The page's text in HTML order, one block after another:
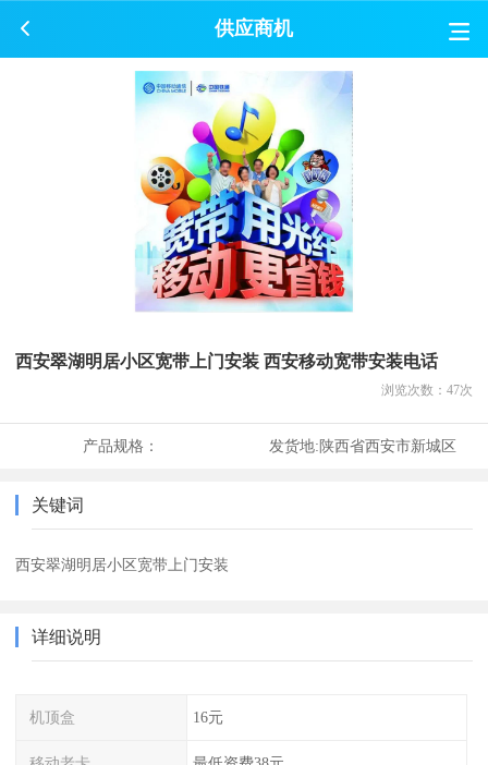
供应商机
西安翠湖明居小区宽带上门安装 西安移动宽带安装电话
浏览次数： 47次
产品规格： 发货地:陕西省西安市新城区
关键词
西安翠湖明居小区宽带上门安装
详细说明
机顶盒 16元